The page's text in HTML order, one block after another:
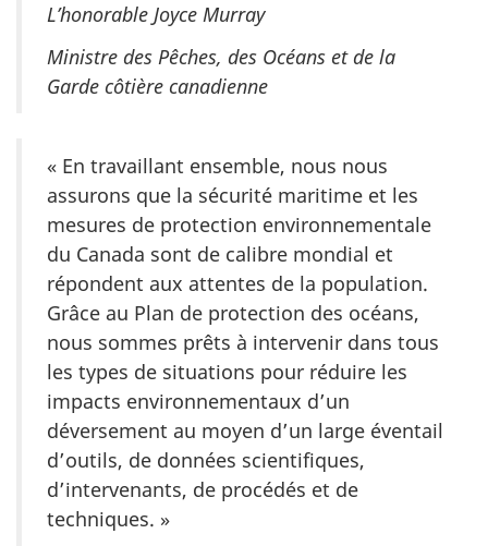
L’honorable Joyce Murray
Ministre des Pêches, des Océans et de la
Garde côtière canadienne
« En travaillant ensemble, nous nous
assurons que la sécurité maritime et les
mesures de protection environnementale
du Canada sont de calibre mondial et
répondent aux attentes de la population.
Grâce au Plan de protection des océans,
nous sommes prêts à intervenir dans tous
les types de situations pour réduire les
impacts environnementaux d’un
déversement au moyen d’un large éventail
d’outils, de données scientifiques,
d’intervenants, de procédés et de
techniques. »